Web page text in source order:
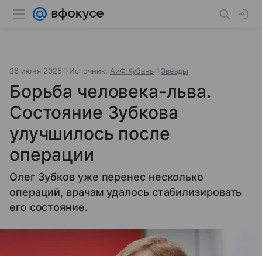
26 июня 2025 Источник: АиФ Кубань Звёзды
Борьба человека-льва.
Состояние Зубкова
улучшилось после
операции
Олег Зубков уже перенес несколько
операций, врачам удалось стабилизировать
его состояние.